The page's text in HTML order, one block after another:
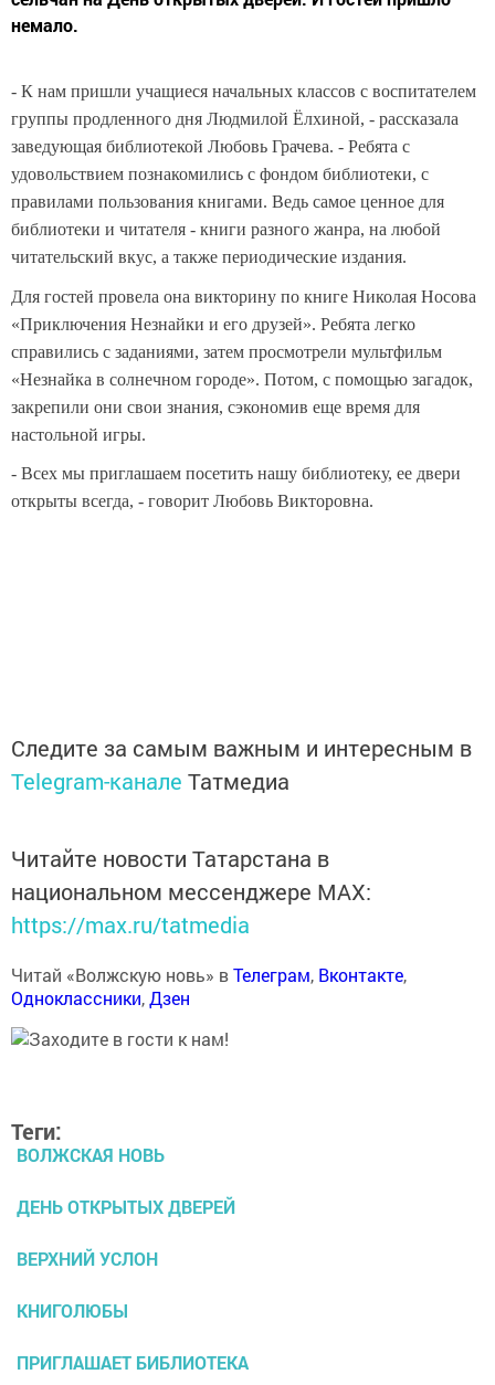
немало.
- К нам пришли учащиеся начальных классов с воспитателем
группы продленного дня Людмилой Ёлхиной, - рассказала
заведующая библиотекой Любовь Грачева. - Ребята с
удовольствием познакомились с фондом библиотеки, с
правилами пользования книгами. Ведь самое ценное для
библиотеки и читателя - книги разного жанра, на любой
читательский вкус, а также периодические издания.
Для гостей провела она викторину по книге Николая Носова
«Приключения Незнайки и его друзей». Ребята легко
справились с заданиями, затем просмотрели мультфильм
«Незнайка в солнечном городе». Потом, с помощью загадок,
закрепили они свои знания, сэкономив еще время для
настольной игры.
- Всех мы приглашаем посетить нашу библиотеку, ее двери
открыты всегда, - говорит Любовь Викторовна.
Следите за самым важным и интересным в
Telegram-канале Татмедиа
Читайте новости Татарстана в
национальном мессенджере MАХ:
https://max.ru/tatmedia
Читай «Волжскую новь» вТелеграм, Вконтакте,
Одноклассники,Дзен
Теги:
ВОЛЖСКАЯ НОВЬ
ДЕНЬ ОТКРЫТЫХ ДВЕРЕЙ
ВЕРХНИЙ УСЛОН
КНИГОЛЮБЫ
ПРИГЛАШАЕТ БИБЛИОТЕКА